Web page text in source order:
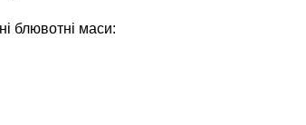
блювотні маси: